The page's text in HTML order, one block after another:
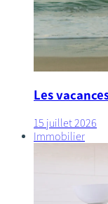
Les
15 juillet 2026
Immobilier